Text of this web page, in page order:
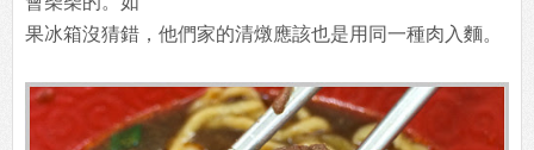
果冰箱沒猜錯，他們家的清燉應該也是用同一種肉入麵。